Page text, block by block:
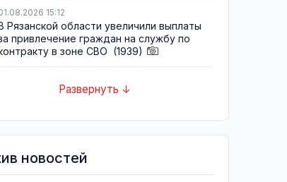
15:12
Рязанской области увеличили выплаты
привлечение граждан на службу по
в зоне СВО (1939)
Развернуть ↓
новостей